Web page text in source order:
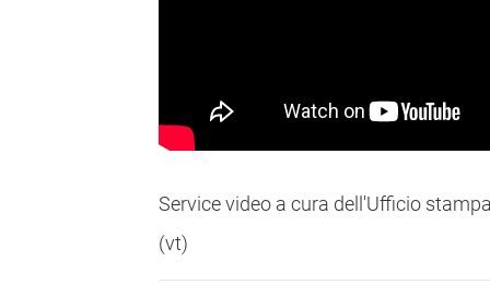
Service video a cura dell'Ufficio
(vt)